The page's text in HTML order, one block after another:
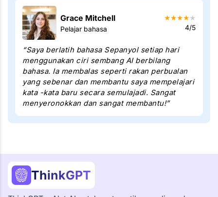
Grace Mitchell
Pelajar bahasa
★★★★★
4/5
“Saya berlatih bahasa Sepanyol setiap hari
menggunakan ciri sembang AI berbilang
bahasa. Ia membalas seperti rakan perbualan
yang sebenar dan membantu saya mempelajari
kata -kata baru secara semulajadi. Sangat
menyeronokkan dan sangat membantu!”
ThinkGPT